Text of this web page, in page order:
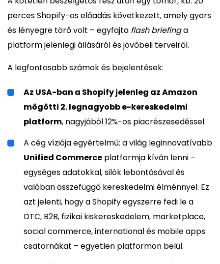
perces Shopify-os előadás következett, amely gyors
és lényegre törő volt – egyfajta flash briefinga
platform jelenlegi állásáról és jövőbeli terveiről.
A legfontosabb számok és bejelentések:
Az USA-ban a Shopify jelenleg az Amazon
mögötti 2. legnagyobb e-kereskedelmi
platform, nagyjából 12%-os piacrészesedéssel.
A cég víziója egyértelmű: a világ leginnovatívabb
Unified Commerce platformja kíván lenni –
egységes adatokkal, silók lebontásával és
valóban összefüggő kereskedelmi élménnyel. Ez
azt jelenti, hogy a Shopify egyszerre fedi le a
DTC, B2B, fizikai kiskereskedelem, marketplace,
social commerce, international és mobile apps
csatornákat – egyetlen platformon belül.